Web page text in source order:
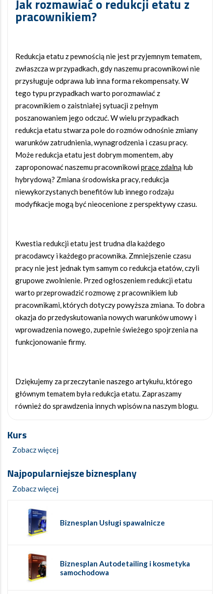
Jak rozmawiać o redukcji etatu z
pracownikiem?
Redukcja etatu z pewnością nie jest przyjemnym tematem,
zwłaszcza w przypadkach, gdy naszemu pracownikowi nie
przysługuje odprawa lub inna forma rekompensaty. W
tego typu przypadkach warto porozmawiać z
pracownikiem o zaistniałej sytuacji z pełnym
poszanowaniem jego odczuć. W wielu przypadkach
redukcja etatu stwarza pole do rozmów odnośnie zmiany
warunków zatrudnienia, wynagrodzenia i czasu pracy.
Może redukcja etatu jest dobrym momentem, aby
zaproponować naszemu pracownikowipracę zdalną lub
hybrydową? Zmiana środowiska pracy, redukcja
niewykorzystanych benefitów lub innego rodzaju
modyfikacje mogą być nieocenione z perspektywy czasu.
Kwestia redukcji etatu jest trudna dla każdego
pracodawcy i każdego pracownika. Zmniejszenie czasu
pracy nie jest jednak tym samym co redukcja etatów, czyli
grupowe zwolnienie. Przed ogłoszeniem redukcji etatu
warto przeprowadzić rozmowę z pracownikiem lub
pracownikami, których dotyczy powyższa zmiana. To dobra
okazja do przedyskutowania nowych warunków umowy i
wprowadzenia nowego, zupełnie świeżego spojrzenia na
funkcjonowanie firmy.
Dziękujemy za przeczytanie naszego artykułu, którego
głównym tematem była redukcja etatu. Zapraszamy
również do sprawdzenia innych wpisów na naszym blogu.
Kurs
Zobacz więcej
Najpopularniejsze biznesplany
Zobacz więcej
Biznesplan Usługi spawalnicze
Biznesplan Autodetailing i kosmetyka
samochodowa